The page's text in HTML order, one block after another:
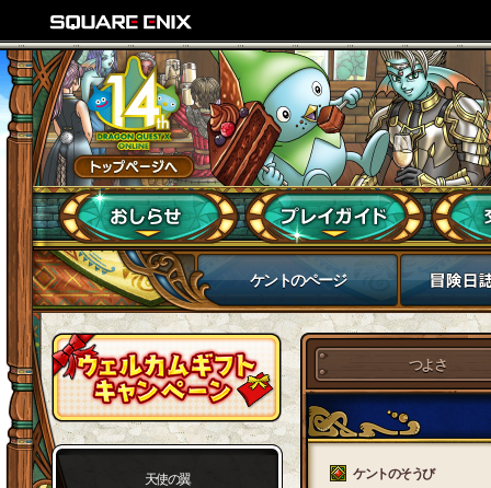
ケントのページ
天使の翼
つよさ
ケントのそうび